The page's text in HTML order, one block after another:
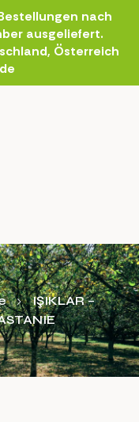
nach
ausgeliefert.
Österreich
IŞIKLAR –